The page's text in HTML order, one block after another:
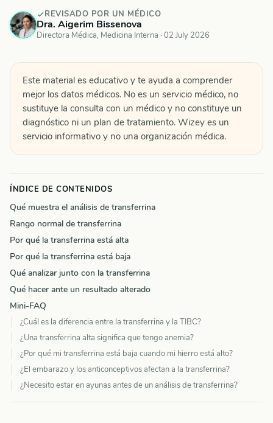
REVISADO POR UN MÉDICO
Dra. Aigerim Bissenova
Directora Médica, Medicina Interna · 02 July 2026
Este material es educativo y te ayuda a comprender
mejor los datos médicos. No es un servicio médico, no
sustituye la consulta con un médico y no constituye un
diagnóstico ni un plan de tratamiento. Wizey es un
servicio informativo y no una organización médica.
ÍNDICE DE CONTENIDOS
Qué muestra el análisis de transferrina
Rango normal de transferrina
Por qué la transferrina está alta
Por qué la transferrina está baja
Qué analizar junto con la transferrina
Qué hacer ante un resultado alterado
Mini-FAQ
¿Cuál es la diferencia entre la transferrina y la TIBC?
¿Una transferrina alta significa que tengo anemia?
¿Por qué mi transferrina está baja cuando mi hierro está alto?
¿El embarazo y los anticonceptivos afectan a la transferrina?
¿Necesito estar en ayunas antes de un análisis de transferrina?